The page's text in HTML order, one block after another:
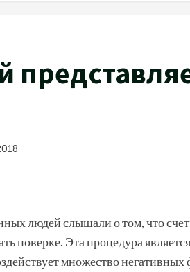
людей слышали о том, что
поверке. Эта процедура
множество